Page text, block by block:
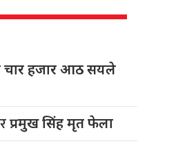
चार हजार आठ सयले
प्रमुख सिंह मृत फेला